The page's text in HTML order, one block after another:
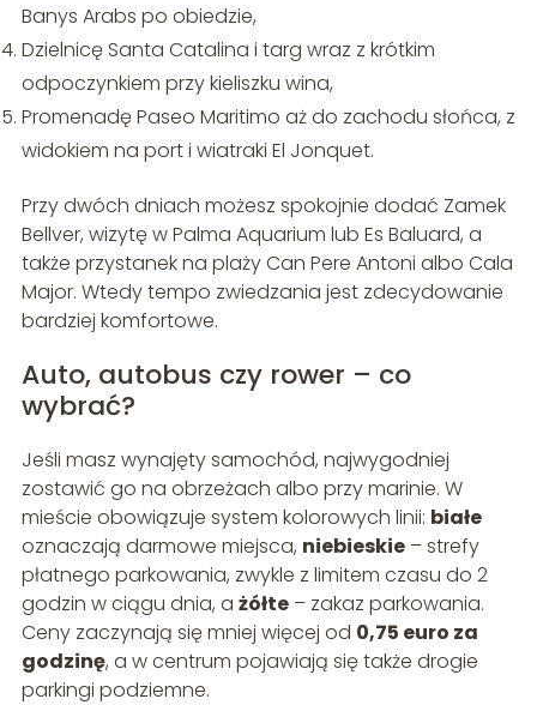
Banys Arabs po obiedzie,
Dzielnicę Santa Catalina i targ wraz z krótkim
odpoczynkiem przy kieliszku wina,
Promenadę Paseo Maritimo aż do zachodu słońca, z
widokiem na port i wiatraki El Jonquet.
Przy dwóch dniach możesz spokojnie dodać Zamek
Bellver, wizytę w Palma Aquarium lub Es Baluard, a
także przystanek na plaży Can Pere Antoni albo Cala
Major. Wtedy tempo zwiedzania jest zdecydowanie
bardziej komfortowe.
Auto, autobus czy rower – co
wybrać?
Jeśli masz wynajęty samochód, najwygodniej
zostawić go na obrzeżach albo przy marinie. W
mieście obowiązuje system kolorowych linii: białe
oznaczają darmowe miejsca, niebieskie– strefy
płatnego parkowania, zwykle z limitem czasu do 2
godzin w ciągu dnia, a żółte– zakaz parkowania.
Ceny zaczynają się mniej więcej od 0,75 euro za
godzinę, a w centrum pojawiają się także drogie
parkingi podziemne.